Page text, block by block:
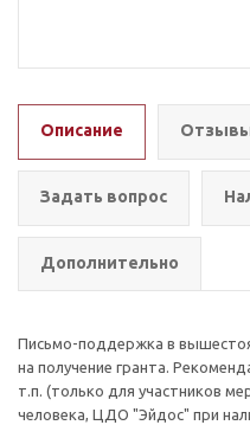
Описание
Задать вопрос
Дополнительно
Письмо-поддержка в
на получение гранта.
т.п. (только для участников
человека, ЦДО "Эйдос" при